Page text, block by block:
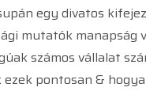
egy divatos
mutatók manapság
számos vállalat
pontosan &